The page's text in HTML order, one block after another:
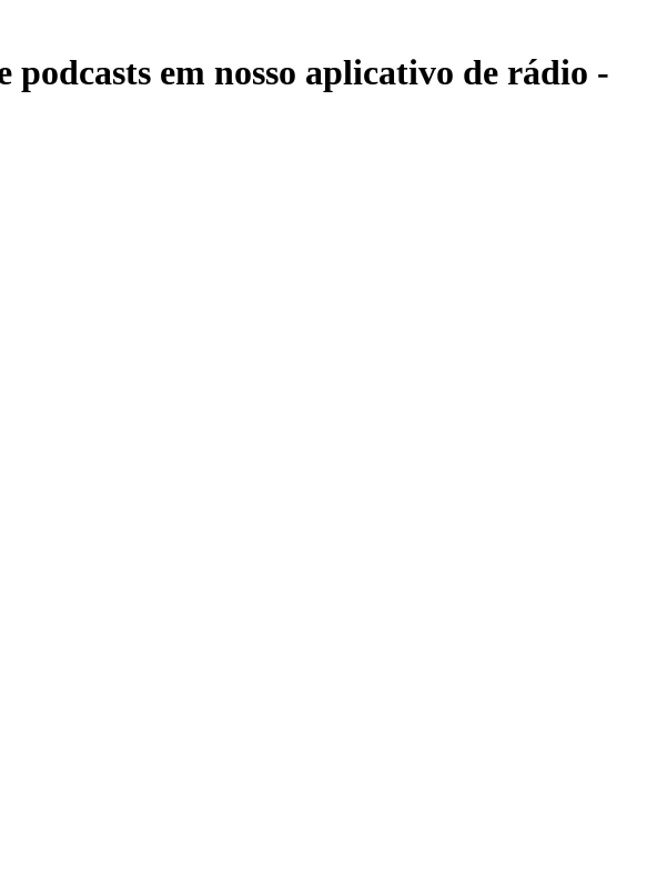
em nosso aplicativo de rádio -